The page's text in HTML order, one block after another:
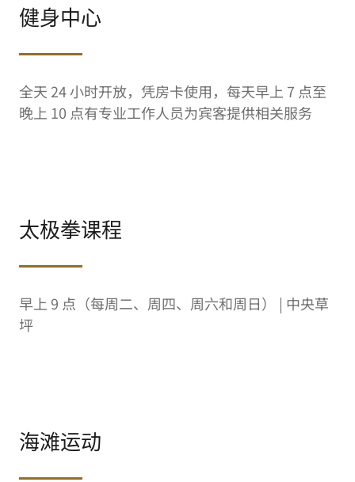
健身中心
全天 24 小时开放，凭房卡使用，每天早上 7 点至
晚上 10 点有专业工作人员为宾客提供相关服务
太极拳课程
早上 9 点（每周二、周四、周六和周日） | 中央草
坪
海滩运动